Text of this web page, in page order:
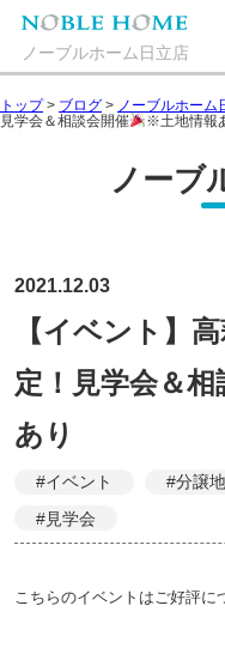
ノーブルホーム日立店
トップ> ブログ > ノーブルホーム
見学会＆相談会開催
※土地情報
ノーブ
2021.12.03
【イベント】
定！見学会＆相
あり
#イベント #分譲地
#見学会
こちらのイベントはご好評に